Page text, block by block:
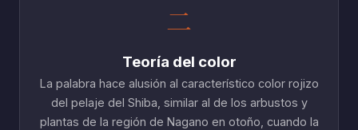
二
Teoría del color
La palabra hace alusión al característico color rojizo
del pelaje del Shiba, similar al de los arbustos y
plantas de la región de Nagano en otoño, cuando la